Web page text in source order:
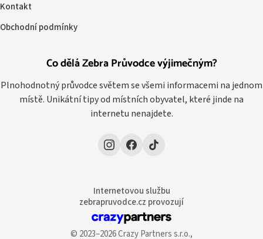
Co dělá Zebra Průvodce výjimečným?
Plnohodnotný průvodce světem se všemi informacemi na jednom
místě. Unikátní tipy od místních obyvatel, které jinde na
internetu nenajdete.
Kontakt
Obchodní podmínky
Internetovou službu
zebrapruvodce.cz provozují
© 2023–2026 Crazy Partners s.r.o.,